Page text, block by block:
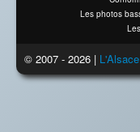
Les photos
© 2007 - 2026 |